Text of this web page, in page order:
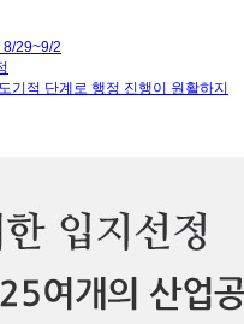
8/29~9/2
기적 단계로 행정 진행이 원활하지